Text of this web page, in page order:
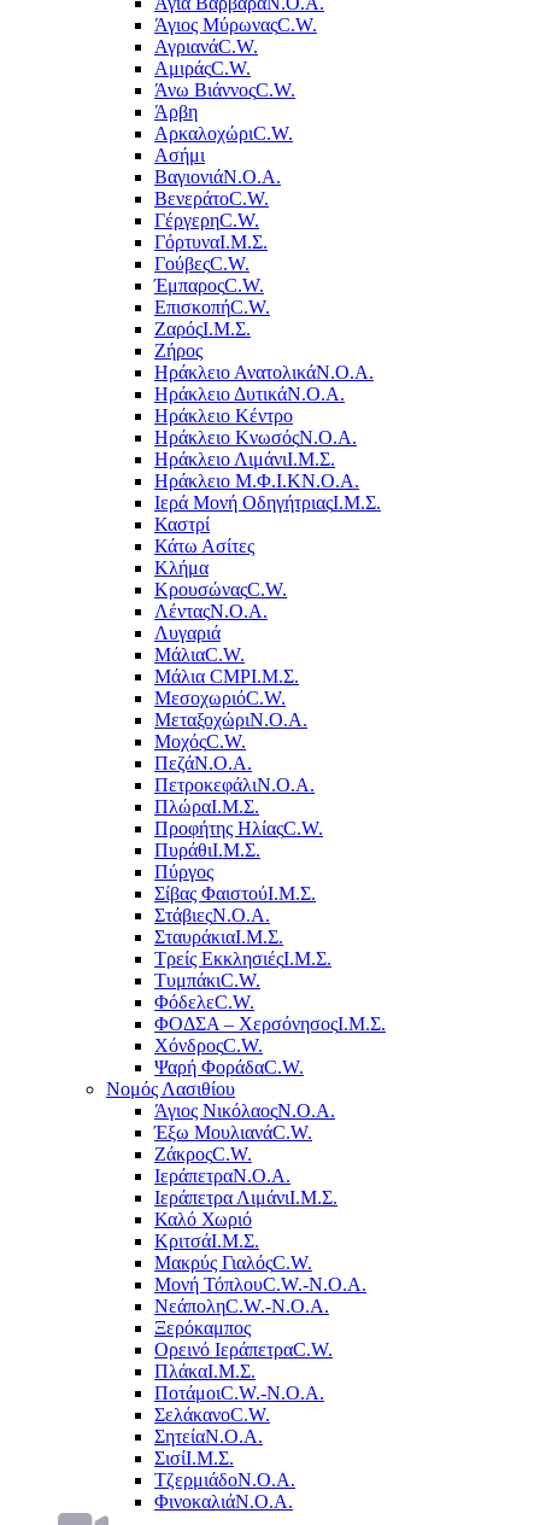
Άγιος ΜύρωναςC.W.
ΑγριανάC.W.
ΑμιράςC.W.
Άνω ΒιάννοςC.W.
Άρβη
ΑρκαλοχώριC.W.
Ασήμι
ΒαγιονιάΝ.Ο.Α.
ΒενεράτοC.W.
ΓέργερηC.W.
ΓόρτυναΙ.Μ.Σ.
ΓούβεςC.W.
ΈμπαροςC.W.
ΕπισκοπήC.W.
ΖαρόςΙ.Μ.Σ.
Ζήρος
Ηράκλειο ΑνατολικάΝ.Ο.Α.
Ηράκλειο ΔυτικάΝ.Ο.Α.
Ηράκλειο Κέντρο
Ηράκλειο ΚνωσόςΝ.Ο.Α.
Ηράκλειο ΛιμάνιΙ.Μ.Σ.
Ηράκλειο Μ.Φ.Ι.ΚΝ.Ο.Α.
Ιερά Μονή ΟδηγήτριαςΙ.Μ.Σ.
Καστρί
Κάτω Ασίτες
Κλήμα
ΚρουσώναςC.W.
ΛένταςΝ.Ο.Α.
Λυγαριά
ΜάλιαC.W.
Μάλια CMPΙ.Μ.Σ.
ΜεσοχωριόC.W.
ΜεταξοχώριΝ.Ο.Α.
ΜοχόςC.W.
ΠεζάΝ.Ο.Α.
ΠετροκεφάλιΝ.Ο.Α.
ΠλώραΙ.Μ.Σ.
Προφήτης ΗλίαςC.W.
ΠυράθιΙ.Μ.Σ.
Πύργος
Σίβας ΦαιστούΙ.Μ.Σ.
ΣτάβιεςΝ.Ο.Α.
ΣταυράκιαΙ.Μ.Σ.
Τρείς ΕκκλησιέςΙ.Μ.Σ.
ΤυμπάκιC.W.
ΦόδελεC.W.
ΦΟΔΣΑ – ΧερσόνησοςΙ.Μ.Σ.
ΧόνδροςC.W.
Ψαρή ΦοράδαC.W.
Νομός Λασιθίου
Άγιος ΝικόλαοςΝ.Ο.Α.
Έξω ΜουλιανάC.W.
ΖάκροςC.W.
ΙεράπετραΝ.Ο.Α.
Ιεράπετρα ΛιμάνιΙ.Μ.Σ.
Καλό Χωριό
ΚριτσάΙ.Μ.Σ.
Μακρύς ΓιαλόςC.W.
Μονή ΤόπλουC.W.-Ν.Ο.Α.
ΝεάποληC.W.-Ν.Ο.Α.
Ξερόκαμπος
Ορεινό ΙεράπετραC.W.
ΠλάκαΙ.Μ.Σ.
ΠοτάμοιC.W.-Ν.Ο.Α.
ΣελάκανοC.W.
ΣητείαΝ.Ο.Α.
ΣισίΙ.Μ.Σ.
ΤζερμιάδοΝ.Ο.Α.
ΦινοκαλιάΝ.Ο.Α.